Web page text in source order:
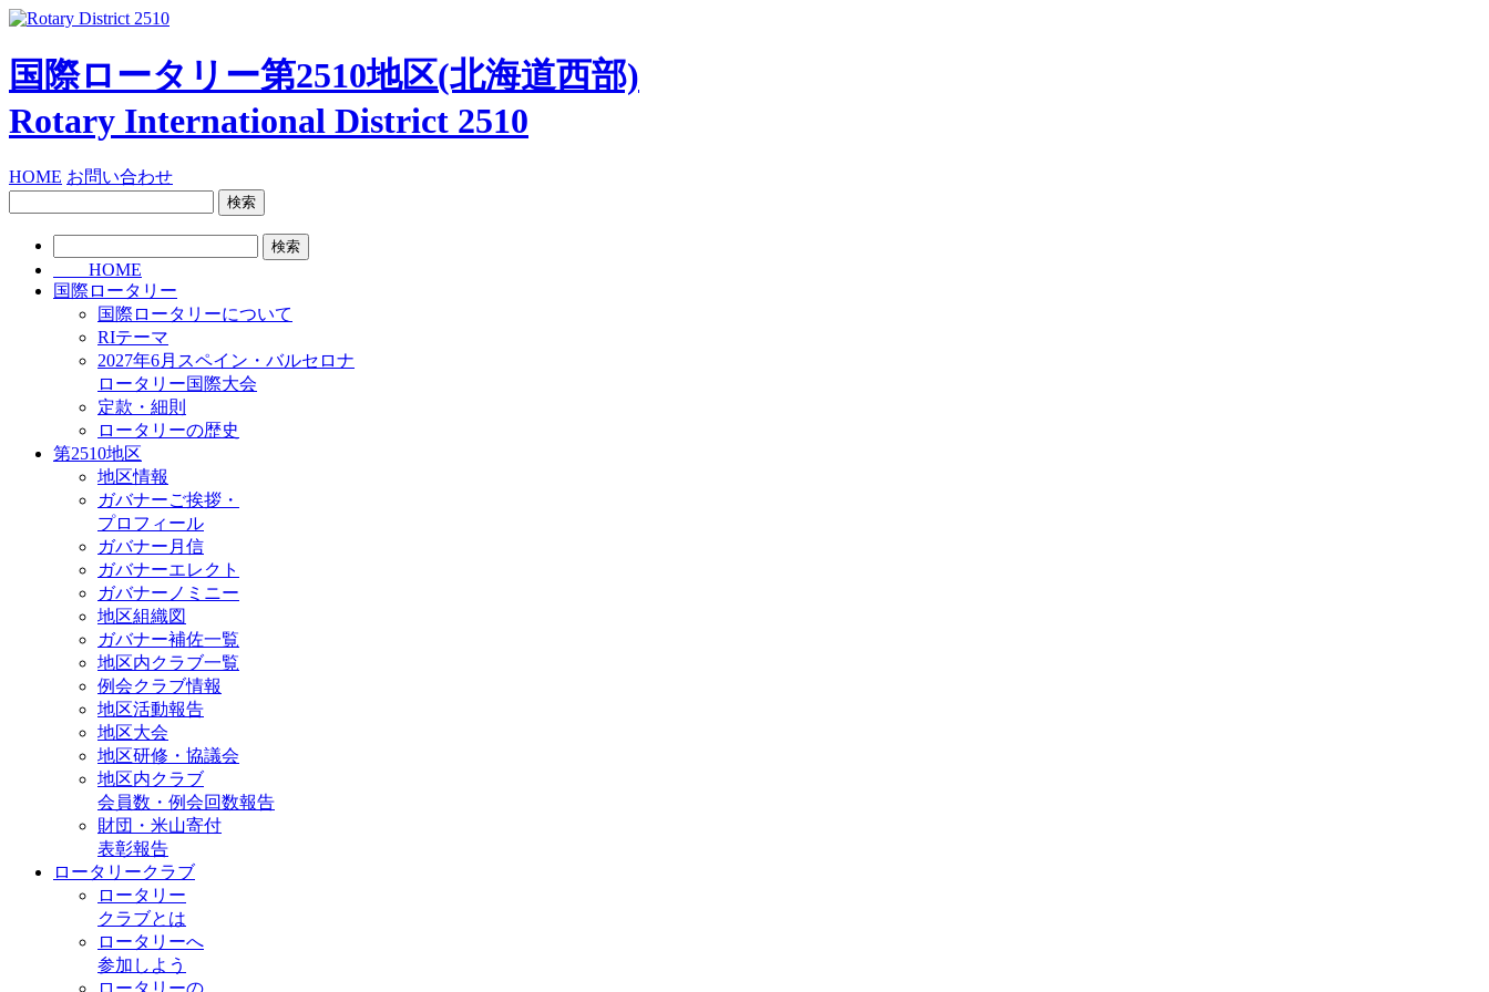
国際ロータリー第2510地区(北海道西部)
Rotary International District 2510
HOME お問い合わせ
HOME
国際ロータリー
国際ロータリーについて
RIテーマ
2027年6月スペイン・バルセロナ
ロータリー国際大会
定款・細則
ロータリーの歴史
第2510地区
地区情報
ガバナーご挨拶・
プロフィール
ガバナー月信
ガバナーエレクト
ガバナーノミニー
地区組織図
ガバナー補佐一覧
地区内クラブ一覧
例会クラブ情報
地区活動報告
地区大会
地区研修・協議会
地区内クラブ
会員数・例会回数報告
財団・米山寄付
表彰報告
ロータリークラブ
ロータリー
クラブとは
ロータリーへ
参加しよう
ロータリーの